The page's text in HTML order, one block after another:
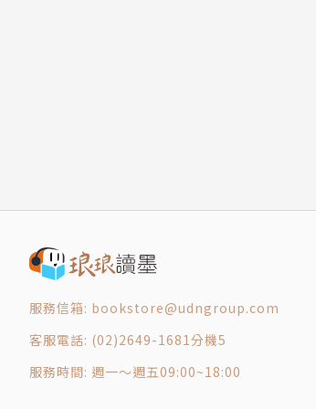
Case 17 為什麼要告我性侵？
Case 19 愛失控
Case 20 禁止他進家門，為何她
服務信箱: bookstore@udngroup.com
客服電話: (02)2649-1681分機5
服務時間: 週一～週五09:00~18:00